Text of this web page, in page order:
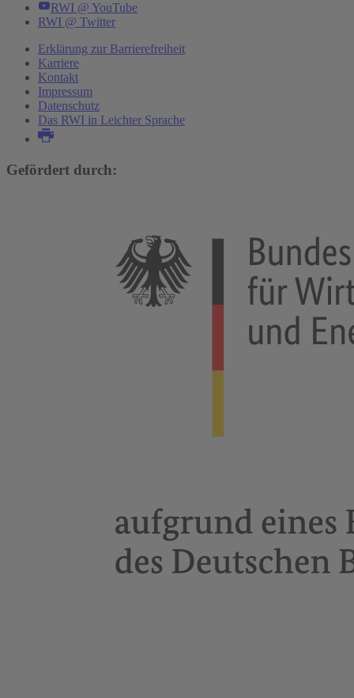
RWI @ YouTube
RWI @ Twitter
Erklärung zur Barrierefreiheit
Karriere
Kontakt
Impressum
Datenschutz
Das RWI in Leichter Sprache
Gefördert durch: